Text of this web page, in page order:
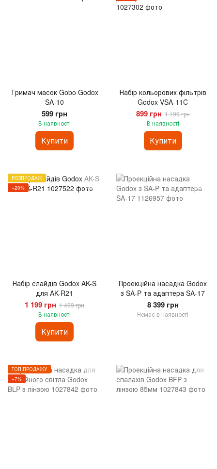
Тримач масок Gobo Godox
SA-10
599 грн
В наявності
Купити
Набір кольорових фільтрів
Godox VSA-11C
899 грн 1 199 грн
В наявності
Купити
РОЗПРОДАЖ
−20%
Набір слайдів Godox AK-S
для AK-R21
1 199 грн 1 499 грн
В наявності
Купити
Проекційна насадка Godox
з SA-P та адаптера SA-17
8 399 грн
Немає в наявності
ТОП ПРОДАЖУ
−7%